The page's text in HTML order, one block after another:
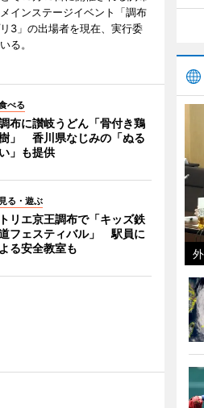
インステージイベント「調布
3」の出場者を現在、実行委
る。
べる
布に讃岐うどん「骨付き鶏
」 香川県なじみの「ぬる
い」も提供
見る・遊ぶ
トリエ京王調布で「キッズ鉄
フェスティバル」 駅員に
よる安全教室も